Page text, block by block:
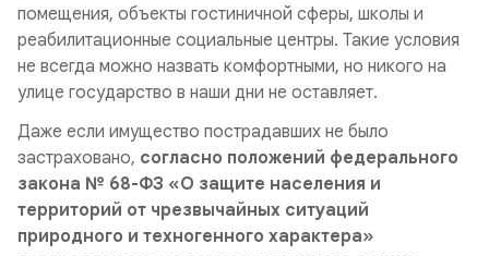
помещения, объекты гостиничной сферы, школы и
реабилитационные социальные центры. Такие условия
не всегда можно назвать комфортными, но никого на
улице государство в наши дни не оставляет.
Даже если имущество пострадавших не было
застраховано, согласно положений федерального
закона № 68-ФЗ «О защите населения и
территорий от чрезвычайных ситуаций
природного и техногенного характера»